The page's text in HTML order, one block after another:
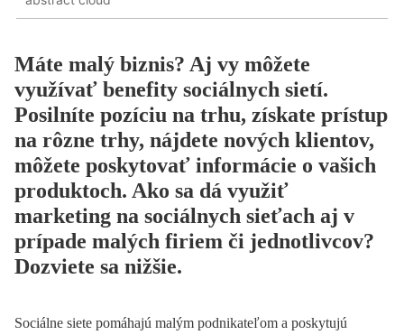
Máte malý biznis? Aj vy môžete
využívať benefity sociálnych sietí.
Posilníte pozíciu na trhu, získate prístup
na rôzne trhy, nájdete nových klientov,
môžete poskytovať informácie o vašich
produktoch. Ako sa dá využiť
marketing na sociálnych sieťach aj v
prípade malých firiem či jednotlivcov?
Dozviete sa nižšie.
Sociálne siete pomáhajú malým podnikateľom a poskytujú